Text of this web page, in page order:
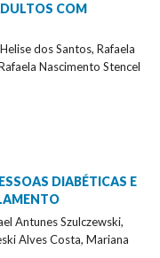
COM
dos Santos, Rafaela
Nascimento Stencel
DIABÉTICAS E
Antunes Szulczewski,
Alves Costa, Mariana